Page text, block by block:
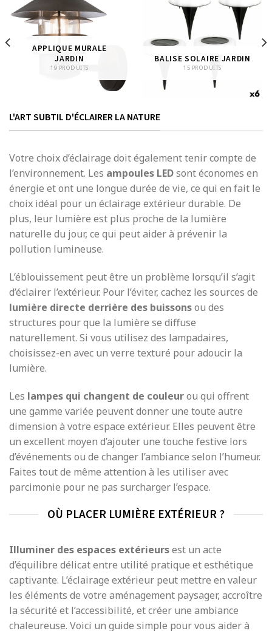
APPLIQUE MURALE
JARDIN
19 PRODUITS
BALISE SOLAIRE JARDIN
15 PRODUITS
L'ART SUBTIL D'ÉCLAIRER LA NATURE
Votre choix d’éclairage doit également tenir compte de
l’environnement. Les ampoules LEDsont économes en
énergie et ont une longue durée de vie, ce qui en fait le
choix idéal pour un éclairage extérieur durable. De
plus, leur lumière est plus proche de la lumière
naturelle du jour, ce qui peut aider à prévenir la
pollution lumineuse.
L’éblouissement peut être un problème lorsqu’il s’agit
d’éclairer l’extérieur. Pour l’éviter, cachez les sources de
lumière directe derrière des buissonsou des
structures pour que la lumière se diffuse
naturellement. Si vous utilisez des lampadaires,
choisissez-en avec un verre texturé pour adoucir la
lumière.
Les lampes qui changent de couleurou qui offrent
une gamme variée peuvent donner une toute autre
dimension à votre espace extérieur. Elles peuvent être
un excellent moyen d’ajouter une touche festive lors
d’événements ou de changer l’ambiance selon l’humeur.
Faites tout de même attention à les utiliser avec
parcimonie pour ne pas surcharger l’espace.
OÙ PLACER LUMIÈRE EXTÉRIEUR ?
Illuminer des espaces extérieursest un acte
d’équilibre délicat entre utilité pratique et esthétique
captivante. L’éclairage extérieur peut mettre en valeur
les éléments de votre aménagement paysager, accroître
la sécurité et l’accessibilité, et créer une ambiance
chaleureuse. Voici un guide simple pour vous aider à